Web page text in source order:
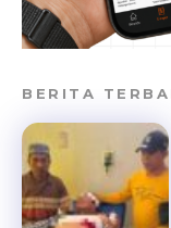
BERITA